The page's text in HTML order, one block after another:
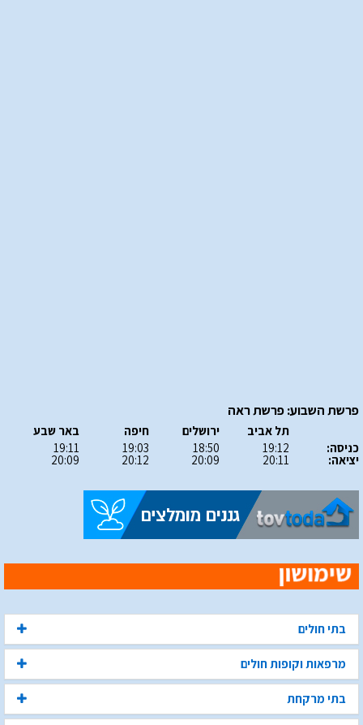
פרשת השבוע: פרשת ראה
כניסה:
יציאה:
תל אביב
19:12
20:11
ירושלים
18:50
20:09
חיפה
19:03
20:12
באר שבע
19:11
20:09
בתי חולים
מרפאות וקופות חולים
בתי מרקחת